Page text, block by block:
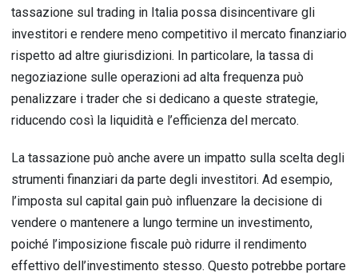
tassazione sul trading in Italia possa disincentivare gli
investitori e rendere meno competitivo il mercato finanziario
rispetto ad altre giurisdizioni. In particolare, la tassa di
negoziazione sulle operazioni ad alta frequenza può
penalizzare i trader che si dedicano a queste strategie,
riducendo così la liquidità e l’efficienza del mercato.
La tassazione può anche avere un impatto sulla scelta degli
strumenti finanziari da parte degli investitori. Ad esempio,
l’imposta sul capital gain può influenzare la decisione di
vendere o mantenere a lungo termine un investimento,
poiché l’imposizione fiscale può ridurre il rendimento
effettivo dell’investimento stesso. Questo potrebbe portare